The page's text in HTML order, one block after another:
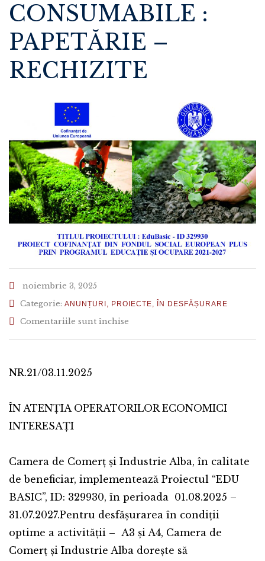
CONSUMABILE :
PAPETĂRIE –
RECHIZITE
noiembrie 3, 2025
Categorie: ANUNȚURI PROIECTE ÎN DESFĂȘURARE
Comentariile sunt închise
–
NR.21/03.11.2025
ÎN ATENŢIA OPERATORILOR ECONOMICI
INTERESAŢI
Camera de Comerț și Industrie Alba, în calitate
de beneficiar, implementează Proiectul “EDU
BASIC”, ID: 329930, în perioada 01.08.2025 –
31.07.2027.Pentru desfășurarea în condiții
optime a activității – A3 și A4, Camera de
Comerț și Industrie Alba dorește să